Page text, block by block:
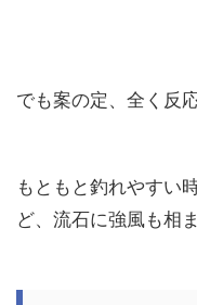
でも案の定、全く反
もともと釣れやすい
ど、流石に強風も相